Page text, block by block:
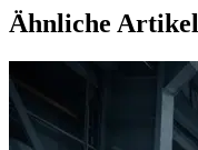
Ähnliche Artikel